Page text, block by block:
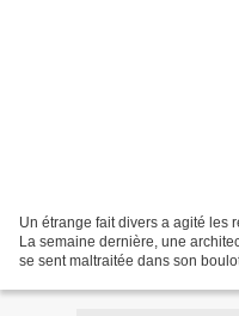
Un étrange fait divers a agité les
La semaine dernière, une
se sent maltraitée dans son